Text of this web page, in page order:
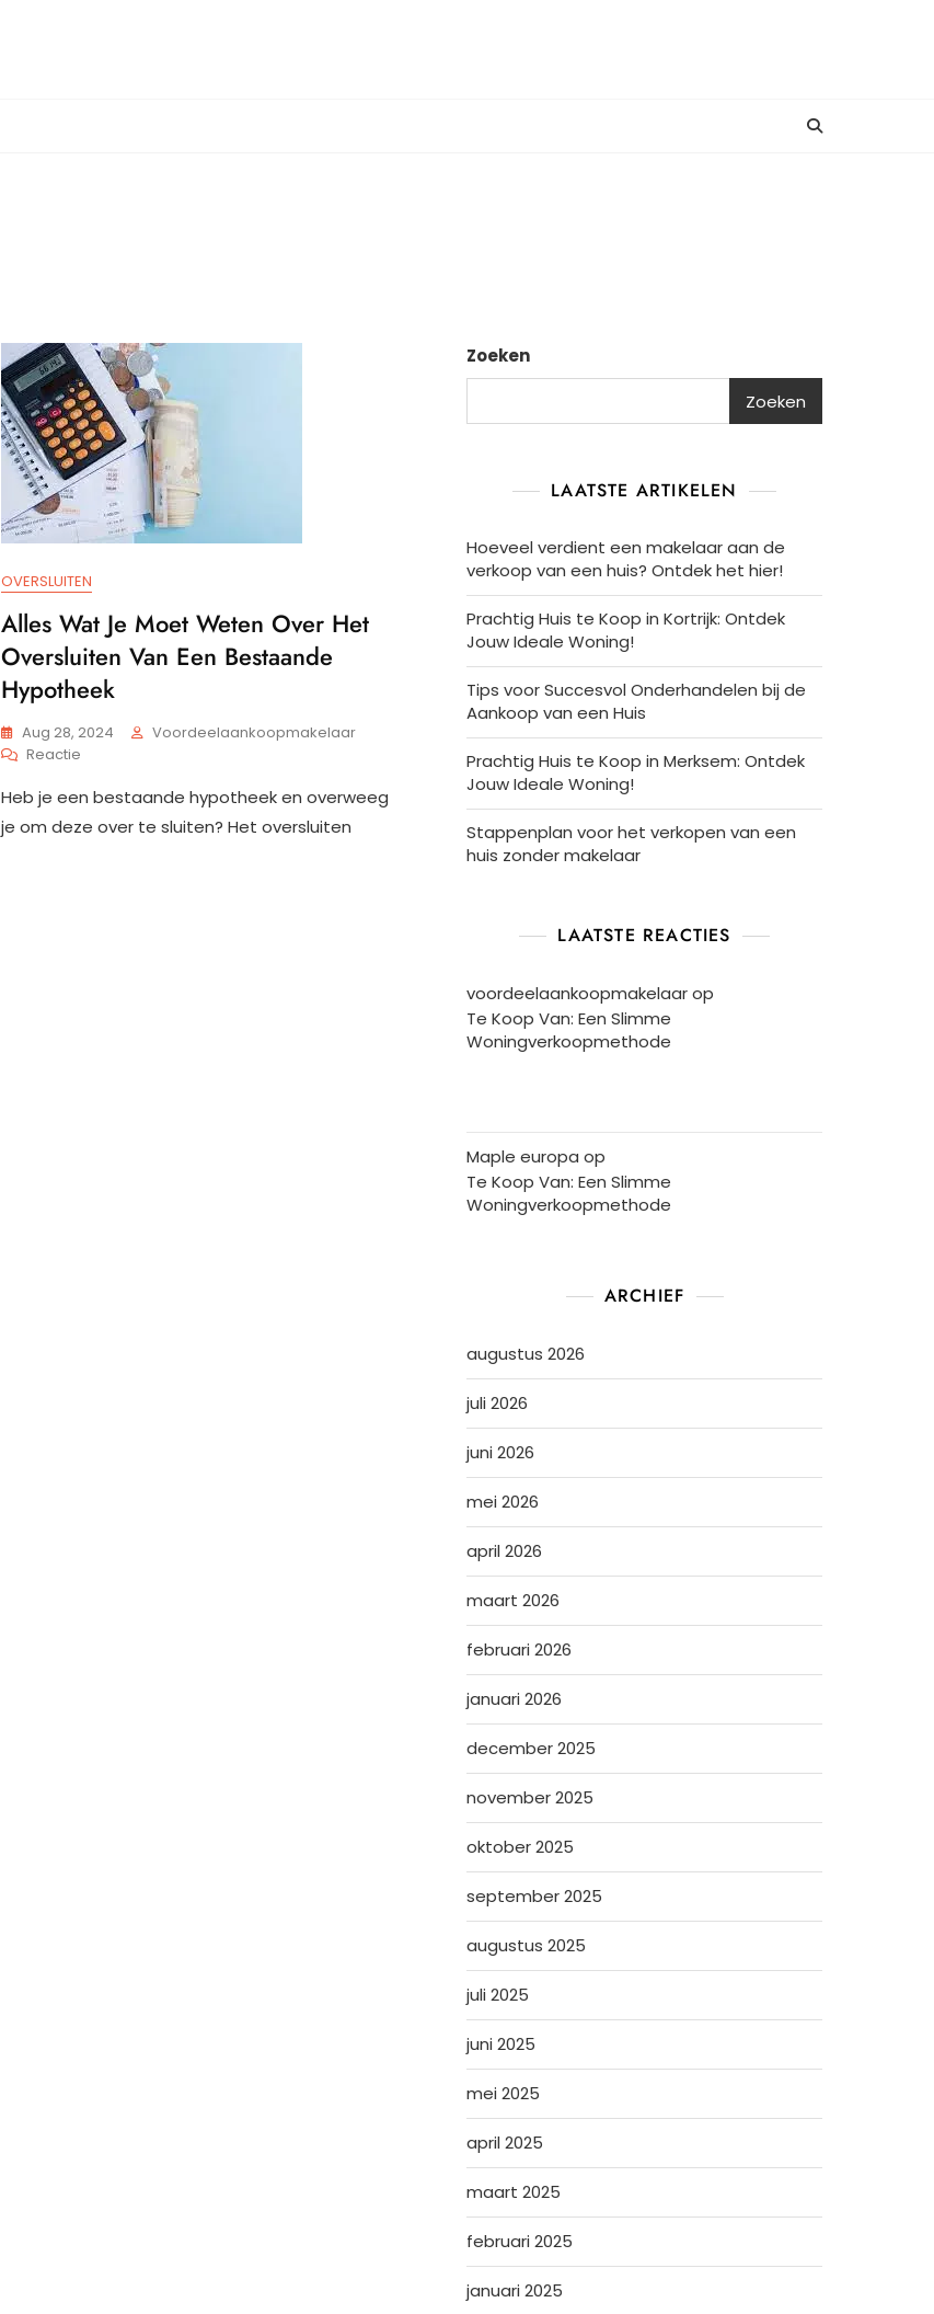
OVERSLUITEN
Alles Wat Je Moet Weten Over Het
Oversluiten Van Een Bestaande
Hypotheek
Aug 28, 2024
Voordeelaankoopmakelaar
Reactie
Wat
Je
Heb je een bestaande hypotheek en overweeg
je om deze over te sluiten? Het oversluiten
Zoeken
Zoeken
LAATSTE ARTIKELEN
Hoeveel verdient een makelaar aan de
verkoop van een huis? Ontdek het hier!
Prachtig Huis te Koop in Kortrijk: Ontdek
Jouw Ideale Woning!
Tips voor Succesvol Onderhandelen bij de
Aankoop van een Huis
Prachtig Huis te Koop in Merksem: Ontdek
Jouw Ideale Woning!
Stappenplan voor het verkopen van een
huis zonder makelaar
LAATSTE REACTIES
voordeelaankoopmakelaarop
Te Koop Van: Een Slimme
Woningverkoopmethode
Maple europa op
Te Koop Van: Een Slimme
Woningverkoopmethode
ARCHIEF
augustus 2026
juli 2026
juni 2026
mei 2026
april 2026
maart 2026
februari 2026
januari 2026
december 2025
november 2025
oktober 2025
september 2025
augustus 2025
juli 2025
juni 2025
mei 2025
april 2025
maart 2025
februari 2025
januari 2025